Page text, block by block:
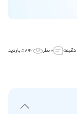
۰ نظر ۵۸۹۲ بازدید